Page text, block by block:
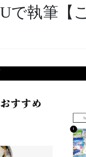
で執筆【